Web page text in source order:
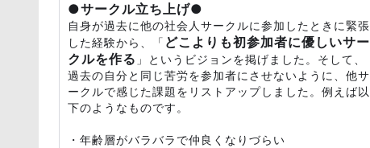
●サークル立ち上げ●
自身が過去に他の社会人サークルに参加したときに緊張
した経験から、「 どこよりも初参加者に優しいサー
クルを作る 」というビジョンを掲げました。そして、
過去の自分と同じ苦労を参加者にさせないように、他サ
ークルで感じた課題をリストアップしました。例えば以
下のようなものです。
・年齢層がバラバラで仲良くなりづらい